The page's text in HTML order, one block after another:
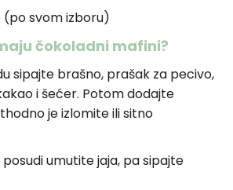
(po svom izboru)
čokoladni mafini?
sipajte brašno, prašak za pecivo,
i šećer. Potom dodajte
je izlomite ili sitno
umutite jaja, pa sipajte